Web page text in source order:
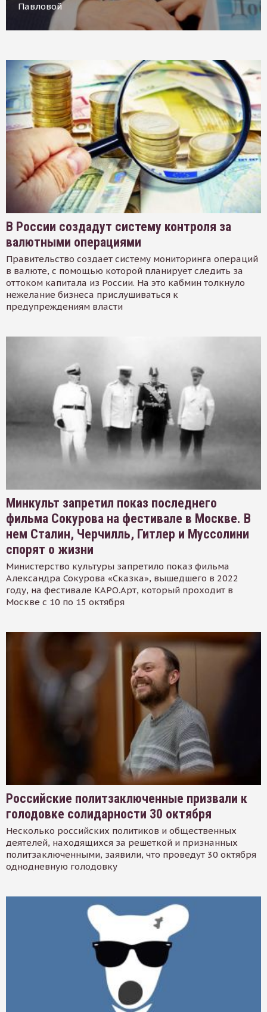
Павловой
В России создадут систему контроля за
валютными операциями
Правительство создает систему мониторинга операций
в валюте, с помощью которой планирует следить за
оттоком капитала из России. На это кабмин толкнуло
нежелание бизнеса прислушиваться к
предупреждениям власти
Минкульт запретил показ последнего
фильма Сокурова на фестивале в Москве. В
нем Сталин, Черчилль, Гитлер и Муссолини
спорят о жизни
Министерство культуры запретило показ фильма
Александра Сокурова «Сказка», вышедшего в 2022
году, на фестивале КАРО.Арт, который проходит в
Москве с 10 по 15 октября
Российские политзаключенные призвали к
голодовке солидарности 30 октября
Несколько российских политиков и общественных
деятелей, находящихся за решеткой и признанных
политзаключенными, заявили, что проведут 30 октября
однодневную голодовку